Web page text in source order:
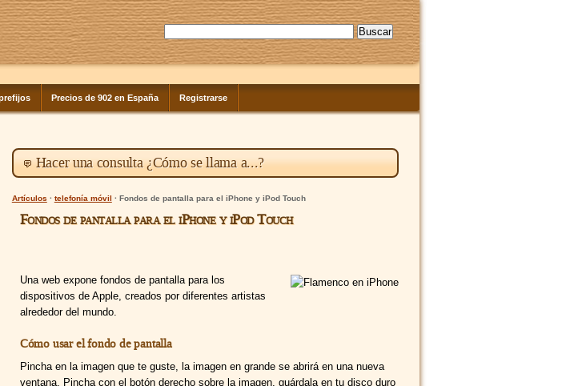
Precios de 902 en España Registrarse
Hacer una consulta ¿Cómo se llama a...?
Artículos · telefonía móvil · Fondos de pantalla para el iPhone y iPod Touch
Fondos de pantalla para el iPhone y iPod Touch
Una web expone fondos de pantalla para los
dispositivos de Apple, creados por diferentes artistas
alrededor del mundo.
Cómo usar el fondo de pantalla
Pincha en la imagen que te guste, la imagen en grande se abrirá en una nueva
ventana. Pincha con el botón derecho sobre la imagen, guárdala en tu disco duro